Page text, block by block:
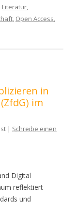
, Literatur,
, Open Access,
in
im
| Schreibe einen
Digital
reflektiert
und